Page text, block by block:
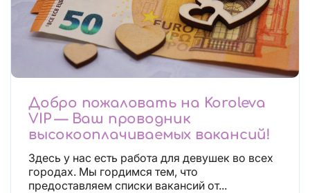
Добро пожаловать на Koroleva
VIP — Ваш проводник
высокооплачиваемых вакансий!
Здесь у нас есть работа для девушек во всех
городах. Мы гордимся тем, что
предоставляем списки вакансий от...